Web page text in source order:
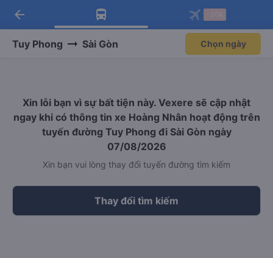
Tải app Vexere ngay!
Nhận ưu đãi thành viên độc
Mở app
Tải app Vexere
-30k/ghế khi đặt vé máy bay qua
Mở app
arrow_back
Tuy Phong Sài Gòn Chọn ngày
Xin lỗi bạn vì sự bất tiện này. Vexere sẽ cập nhật
ngay khi có thông tin xe Hoàng Nhân hoạt động trên
tuyến đường Tuy Phong đi Sài Gòn ngày
07/08/2026
Xin bạn vui lòng thay đổi tuyến đường tìm kiếm
Thay đổi tìm kiếm